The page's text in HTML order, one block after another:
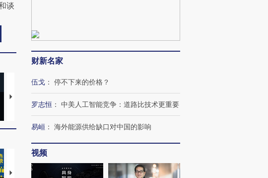
谈
马航飞行员跨国走私7万
粒摇头丸 尿检体内含3种
度Z世代 用街头抗争将教
育部长拱下台
机”？难民潮撕裂西班牙
飞地休达
【推广】走进第四届链博
【商旅对话】华住集团
财新名家
伍戈 ： 停不下来的价格？
罗志恒 ： 中美人工智能竞争：道路比技术更重要
易峘 ： 海外能源供给缺口对中国的影响
视频